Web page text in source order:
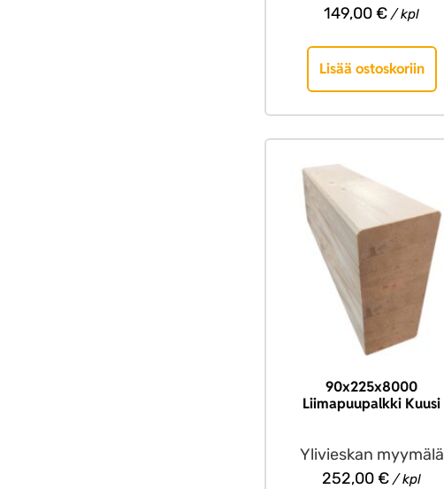
149,00€ / kpl
Lisää ostoskoriin
90x225x8000
Liimapuupalkki Kuusi
Ylivieskan myymälä
252,00€ / kpl